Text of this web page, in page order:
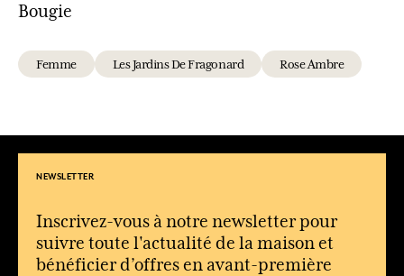
Bougie
Femme Les Jardins De Fragonard Rose Ambre
NEWSLETTER
Inscrivez-vous à notre newsletter pour
suivre toute l'actualité de la maison et
bénéficier d’offres en avant-première